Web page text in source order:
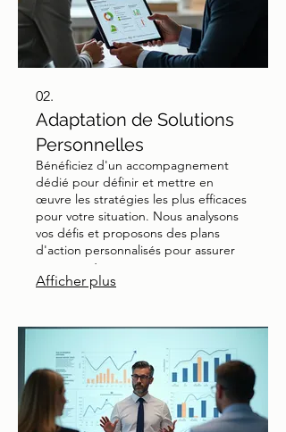
02.
Adaptation de Solutions
Personnelles
Bénéficiez d'un accompagnement
dédié pour définir et mettre en
œuvre les stratégies les plus efficaces
pour votre situation. Nous analysons
vos défis et proposons des plans
d'action personnalisés pour assurer
votre succès.
Afficher plus